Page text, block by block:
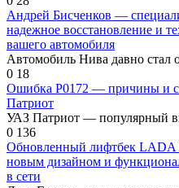
Андрей Бисченков —
надежное восстановление и
вашего автомобиля
Автомобиль Нива давно стал
0 18
Ошибка P0172 — причины и
Патриот
УАЗ Патриот — популярный
0 136
Обновленный лифтбек LADA
новым дизайном и
в сети